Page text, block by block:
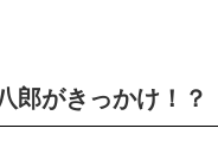
郎がきっかけ！？